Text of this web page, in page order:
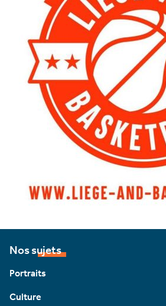
Nos sujets
Portraits
Culture